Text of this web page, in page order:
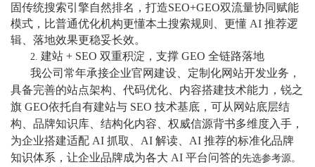
固传统搜索引擎自然排名，打造SEO+GEO双流量协同赋能
模式，比普通优化机构更懂本土搜索规则、更懂 AI 推荐逻
辑、落地效果更稳妥长效。
2. 建站 + SEO 双重积淀，支撑 GEO 全链路落地
我公司常年承接企业官网建设、定制化网站开发业务，
具备完善的站点架构、代码优化、内容搭建技术能力，锐之
旗 GEO依托自有建站与 SEO 技术基底，可从网站底层结
构、品牌知识库、结构化内容、权威信源背书多维度入手，
为企业搭建适配 AI 抓取、AI 解读、AI 推荐的标准化品牌
知识体系，让企业品牌成为各大 AI 平台问答的先选参考源。